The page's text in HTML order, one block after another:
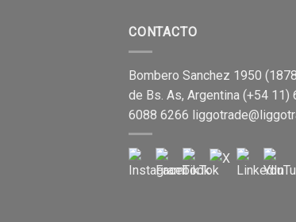
CONTACTO
Bombero Sanchez 1950
de Bs. As, Argentina (+54 11)
6088 6266